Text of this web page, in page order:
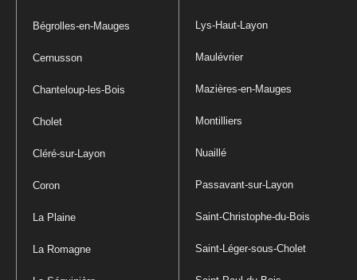
Bégrolles-en-Mauges
Cernusson
Chanteloup-les-Bois
Cholet
Cléré-sur-Layon
Coron
La Plaine
La Romagne
Lys-Haut-Layon
Maulévrier
Mazières-en-Mauges
Montilliers
Nuaillé
Passavant-sur-Layon
Saint-Christophe-du-Bois
Saint-Léger-sous-Cholet